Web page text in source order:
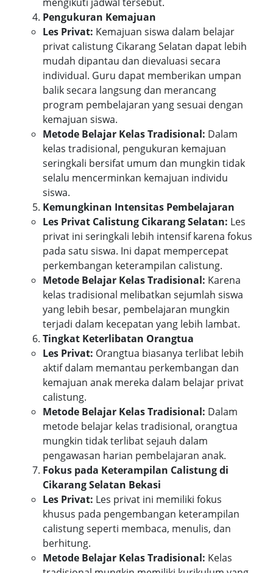
Pengukuran Kemajuan
Les Privat: Kemajuan siswa dalam belajar
privat calistung Cikarang Selatan dapat lebih
mudah dipantau dan dievaluasi secara
individual. Guru dapat memberikan umpan
balik secara langsung dan merancang
program pembelajaran yang sesuai dengan
kemajuan siswa.
Metode Belajar Kelas Tradisional: Dalam
kelas tradisional, pengukuran kemajuan
seringkali bersifat umum dan mungkin tidak
selalu mencerminkan kemajuan individu
siswa.
Kemungkinan Intensitas Pembelajaran
Les Privat Calistung Cikarang Selatan: Les
privat ini seringkali lebih intensif karena fokus
pada satu siswa. Ini dapat mempercepat
perkembangan keterampilan calistung.
Metode Belajar Kelas Tradisional: Karena
kelas tradisional melibatkan sejumlah siswa
yang lebih besar, pembelajaran mungkin
terjadi dalam kecepatan yang lebih lambat.
Tingkat Keterlibatan Orangtua
Les Privat: Orangtua biasanya terlibat lebih
aktif dalam memantau perkembangan dan
kemajuan anak mereka dalam belajar privat
calistung.
Metode Belajar Kelas Tradisional: Dalam
metode belajar kelas tradisional, orangtua
mungkin tidak terlibat sejauh dalam
pengawasan harian pembelajaran anak.
Fokus pada Keterampilan Calistung di
Cikarang Selatan Bekasi
Les Privat: Les privat ini memiliki fokus
khusus pada pengembangan keterampilan
calistung seperti membaca, menulis, dan
berhitung.
Metode Belajar Kelas Tradisional: Kelas